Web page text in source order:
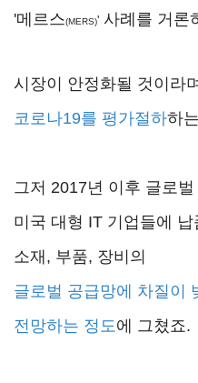
'메르스(MERS)' 사례를 거론
시장이 안정화될 것이라며
코로나19를 평가절하하
그저 2017년 이후 글로
미국 대형 IT 기업들에 납
소재, 부품, 장비의
글로벌 공급망에 차질이
전망하는 정도에 그쳤죠.